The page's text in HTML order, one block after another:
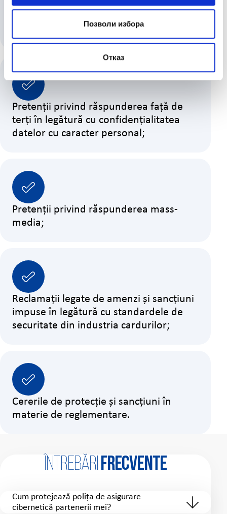
Позволи избора
Отказ
Pretenții privind răspunderea față de
terți în legătură cu confidențialitatea
datelor cu caracter personal;
Pretenții privind răspunderea mass-
media;
Reclamații legate de amenzi și sancțiuni
impuse în legătură cu standardele de
securitate din industria cardurilor;
Cererile de protecție și sancțiuni în
materie de reglementare.
Întrebărifrecvente
Cum protejează polița de asigurare
cibernetică partenerii mei?